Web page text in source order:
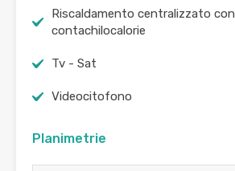
Riscaldamento centralizzato con
contachilocalorie
Tv - Sat
Videocitofono
Planimetrie